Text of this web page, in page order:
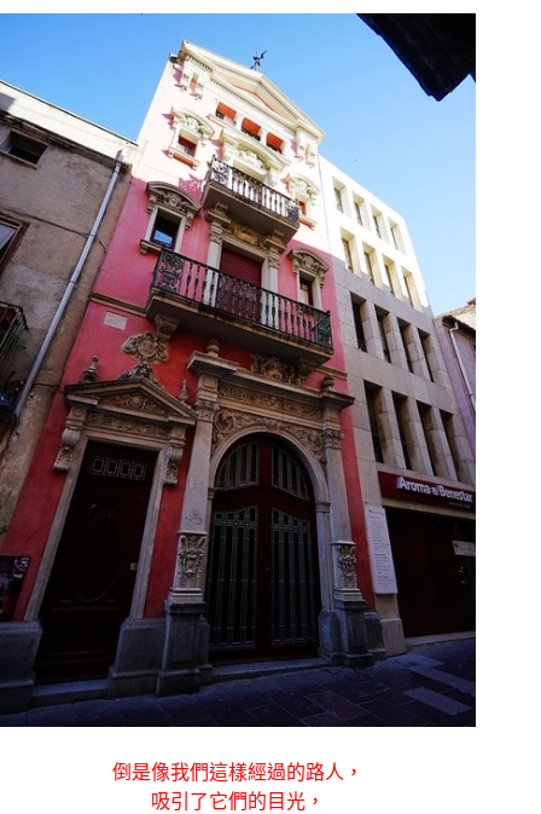
倒是像我們這樣經過的路人，
吸引了它們的目光，